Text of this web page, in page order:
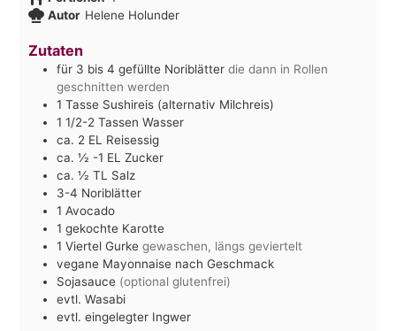
Autor Helene Holunder
Zutaten
für 3 bis 4 gefüllte Noriblätter die dann in Rollen
geschnitten werden
1 Tasse Sushireis (alternativ Milchreis)
1 1/2-2 Tassen Wasser
ca. 2 EL Reisessig
ca. ½ -1 EL Zucker
ca. ½ TL Salz
3-4 Noriblätter
1 Avocado
1 gekochte Karotte
1 Viertel Gurke gewaschen, längs geviertelt
vegane Mayonnaise nach Geschmack
Sojasauce (optional glutenfrei)
evtl. Wasabi
evtl. eingelegter Ingwer